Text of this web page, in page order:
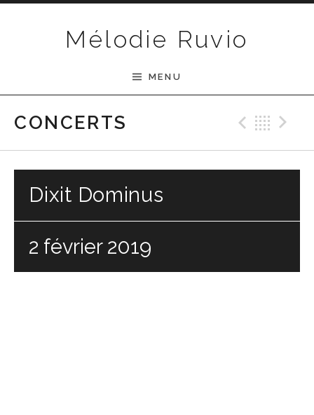
Mélodie Ruvio
MENU
CONCERTS
Dixit Dominus
2 février 2019